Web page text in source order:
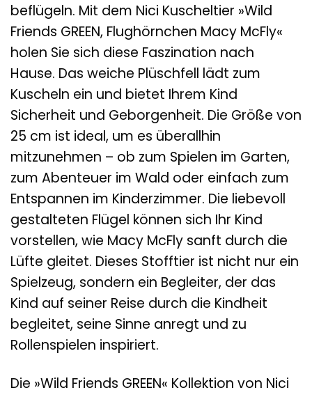
beflügeln. Mit dem Nici Kuscheltier »Wild
Friends GREEN, Flughörnchen Macy McFly«
holen Sie sich diese Faszination nach
Hause. Das weiche Plüschfell lädt zum
Kuscheln ein und bietet Ihrem Kind
Sicherheit und Geborgenheit. Die Größe von
25 cm ist ideal, um es überallhin
mitzunehmen – ob zum Spielen im Garten,
zum Abenteuer im Wald oder einfach zum
Entspannen im Kinderzimmer. Die liebevoll
gestalteten Flügel können sich Ihr Kind
vorstellen, wie Macy McFly sanft durch die
Lüfte gleitet. Dieses Stofftier ist nicht nur ein
Spielzeug, sondern ein Begleiter, der das
Kind auf seiner Reise durch die Kindheit
begleitet, seine Sinne anregt und zu
Rollenspielen inspiriert.
Die »Wild Friends GREEN« Kollektion von Nici